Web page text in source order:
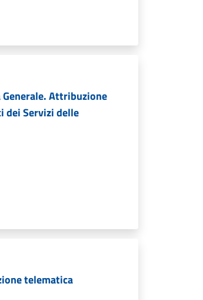
Attribuzione
dei Servizi delle
telematica